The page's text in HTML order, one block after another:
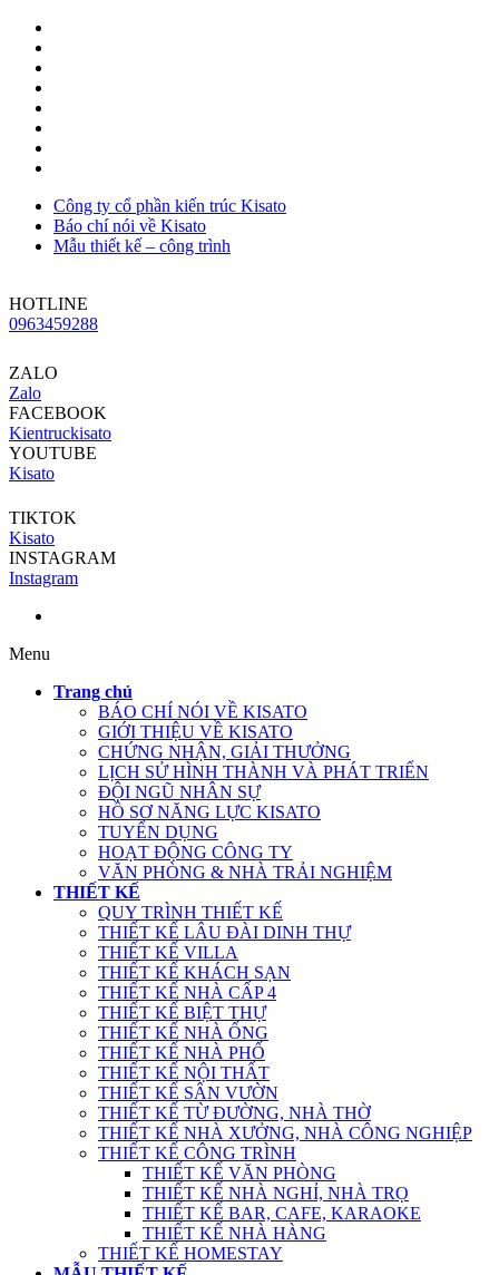
Công ty cổ phần kiến trúc Kisato
Báo chí nói về Kisato
Mẫu thiết kế – công trình
HOTLINE
0963459288
ZALO
Zalo
FACEBOOK
Kientruckisato
YOUTUBE
Kisato
TIKTOK
Kisato
INSTAGRAM
Instagram
Menu
Trang chủ
BÁO CHÍ NÓI VỀ KISATO
GIỚI THIỆU VỀ KISATO
CHỨNG NHẬN, GIẢI THƯỞNG
LỊCH SỬ HÌNH THÀNH VÀ PHÁT TRIỂN
ĐỘI NGŨ NHÂN SỰ
HỒ SƠ NĂNG LỰC KISATO
TUYỂN DỤNG
HOẠT ĐỘNG CÔNG TY
VĂN PHÒNG & NHÀ TRẢI NGHIỆM
THIẾT KẾ
QUY TRÌNH THIẾT KẾ
THIẾT KẾ LÂU ĐÀI DINH THỰ
THIẾT KẾ VILLA
THIẾT KẾ KHÁCH SẠN
THIẾT KẾ NHÀ CẤP 4
THIẾT KẾ BIỆT THỰ
THIẾT KẾ NHÀ ỐNG
THIẾT KẾ NHÀ PHỐ
THIẾT KẾ NỘI THẤT
THIẾT KẾ SÂN VƯỜN
THIẾT KẾ TỪ ĐƯỜNG, NHÀ THỜ
THIẾT KẾ NHÀ XƯỞNG, NHÀ CÔNG NGHIỆP
THIẾT KẾ CÔNG TRÌNH
THIẾT KẾ VĂN PHÒNG
THIẾT KẾ NHÀ NGHỈ, NHÀ TRỌ
THIẾT KẾ BAR, CAFE, KARAOKE
THIẾT KẾ NHÀ HÀNG
THIẾT KẾ HOMESTAY